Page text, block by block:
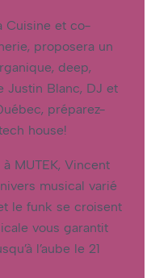
Cuisine et co-
proposera un
deep,
Justin Blanc, DJ et
préparez-
house!
MUTEK, Vincent
musical varié
le funk se croisent
vous garantit
l’aube le 21